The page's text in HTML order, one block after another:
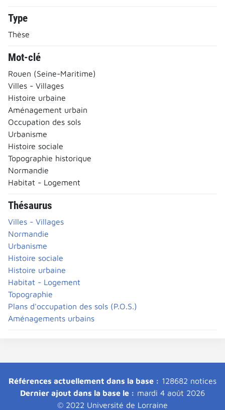
Type
Thèse
Mot-clé
Rouen (Seine-Maritime)
Villes - Villages
Histoire urbaine
Aménagement urbain
Occupation des sols
Urbanisme
Histoire sociale
Topographie historique
Normandie
Habitat - Logement
Thésaurus
Villes - Villages
Normandie
Urbanisme
Histoire sociale
Histoire urbaine
Habitat - Logement
Topographie
Plans d'occupation des sols (P.O.S.)
Aménagements urbains
Références actuellement dans la base : 128682 notices
Dernier ajout dans la base le : mardi 4 août 2026
© 2022 Université de Lorraine